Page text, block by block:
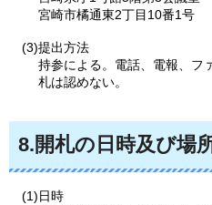
宮崎市橘通東2丁目10番1号
(3)提出方法
持参による。電話、電報、フ
札は認めない。
8.開札の日時及び場
(1)日時